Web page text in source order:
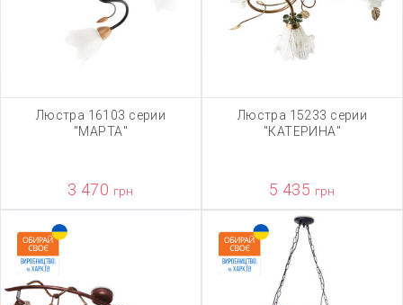
Люстра 16103 серии
"МАРТА"
3 470 грн
Люстра 15233 серии
"КАТЕРИНА"
5 435 грн